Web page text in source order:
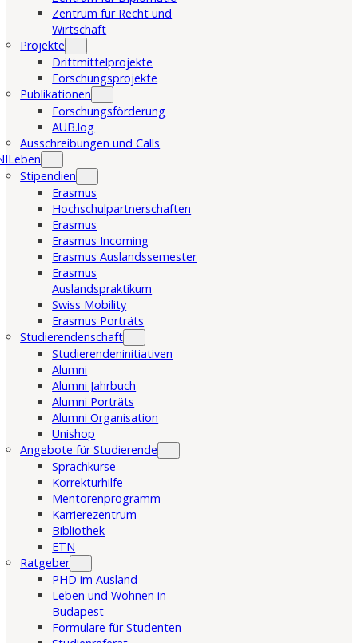
Zentrum für Recht und
Wirtschaft
Projekte
Drittmittelprojekte
Forschungsprojekte
Publikationen
Forschungsförderung
AUB.log
Ausschreibungen und Calls
Stipendien
Erasmus
Hochschulpartnerschaften
Erasmus
Erasmus Incoming
Erasmus Auslandssemester
Erasmus
Auslandspraktikum
Swiss Mobility
Erasmus Porträts
Studierendenschaft
Studierendeninitiativen
Alumni
Alumni Jahrbuch
Alumni Porträts
Alumni Organisation
Unishop
Angebote für Studierende
Sprachkurse
Korrekturhilfe
Mentorenprogramm
Karrierezentrum
Bibliothek
ETN
Ratgeber
PHD im Ausland
Leben und Wohnen in
Budapest
Formulare für Studenten